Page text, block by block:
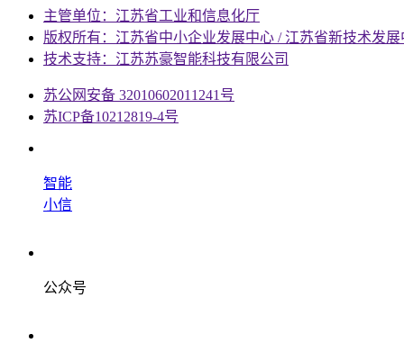
主管单位：江苏省工业和信息化厅
版权所有：江苏省中小企业发展中心 / 江苏省新技术发展
技术支持：江苏苏豪智能科技有限公司
苏公网安备 32010602011241号
苏ICP备10212819-4号
智能
小信
公众号